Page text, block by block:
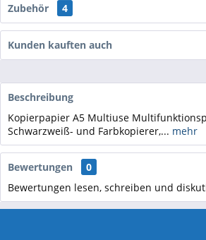
Zubehör 4
Kunden kauften auch
Beschreibung
Kopierpapier A5 Multiuse
Schwarzweiß- und Farbkopierer,... mehr
Bewertungen
0
Bewertungen lesen, schreiben und